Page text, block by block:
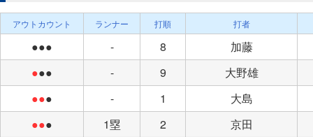
アウトカウント ランナー 打順 打者
●●● - 8
加藤
●●● - 9
大野雄
●●● - 1
大島
●●● 1塁 2 京田